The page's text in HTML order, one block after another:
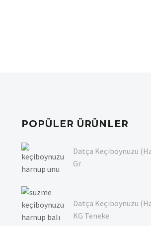
POPÜLER ÜRÜNLER
Datça Keçiboynuzu
Gr
Datça Keçiboynuzu
KG Teneke